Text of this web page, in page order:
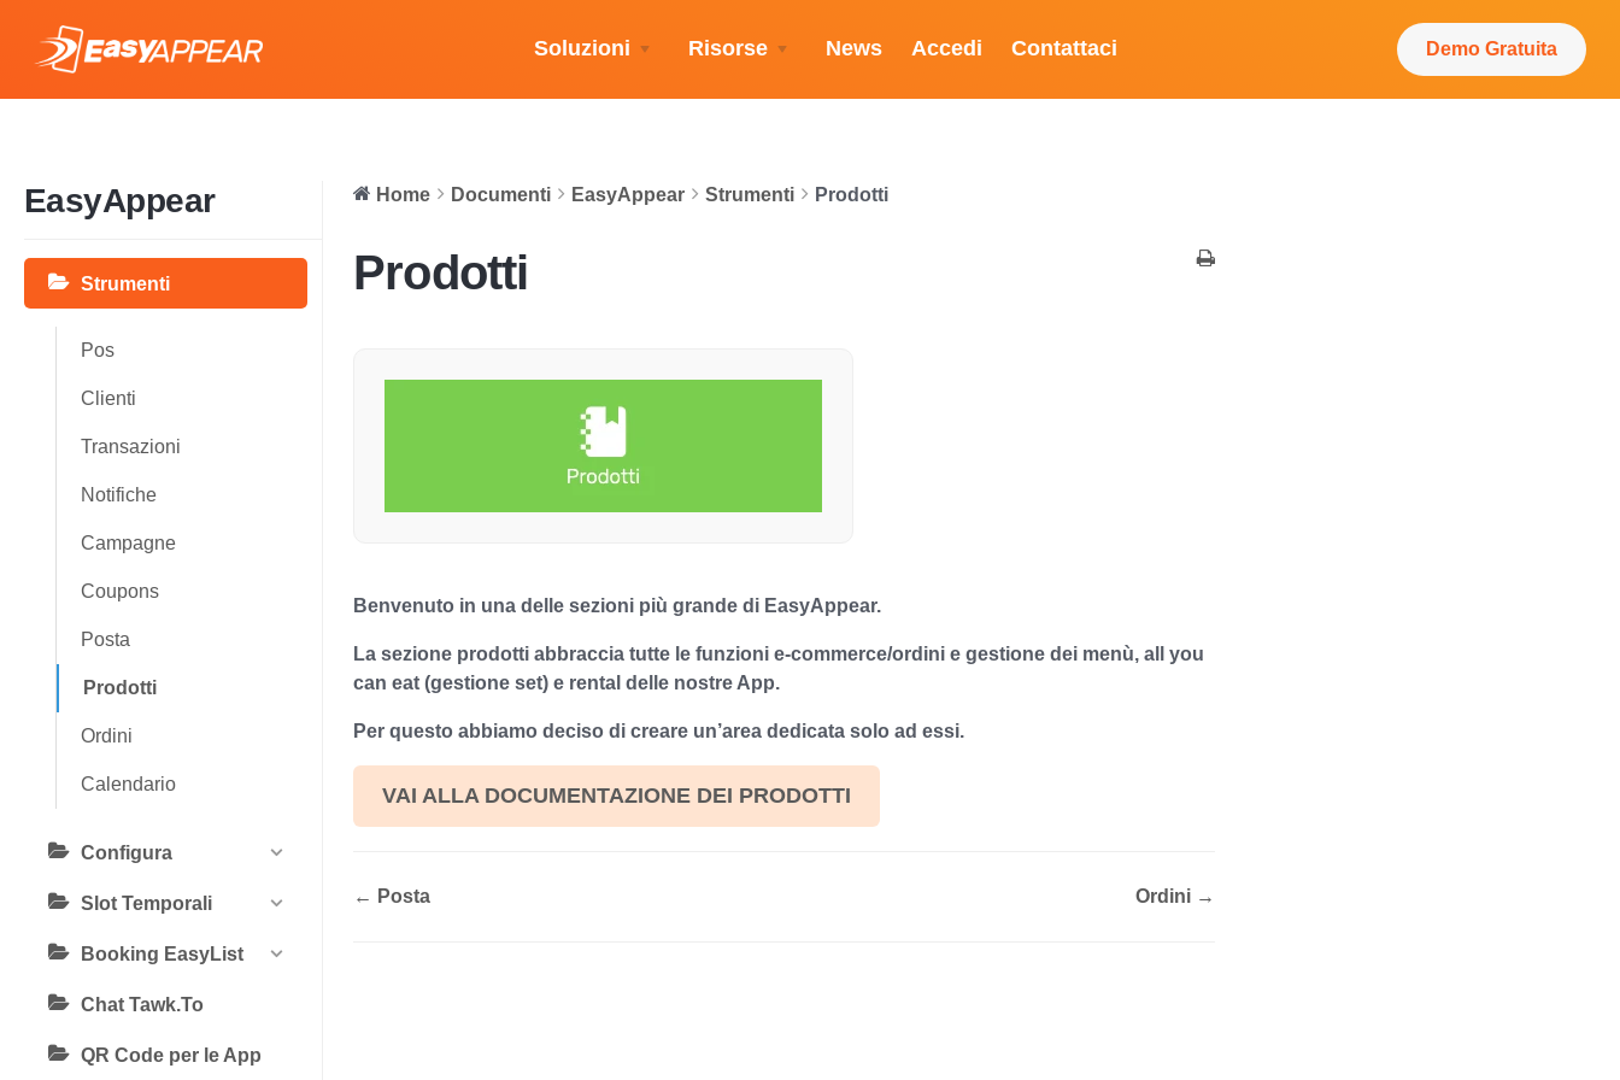
Demo Gratuita
Soluzioni Risorse News Accedi Contattaci
EasyAppear
Strumenti
Pos
Clienti
Transazioni
Notifiche
Campagne
Coupons
Posta
Prodotti
Ordini
Calendario
Configura
Slot Temporali
Booking EasyList
Chat Tawk.To
QR Code per le App
Home Documenti EasyAppear Strumenti Prodotti
Prodotti
Benvenuto in una delle sezioni più grande di EasyAppear.
La sezione prodotti abbraccia tutte le funzioni e-commerce/ordini e gestione dei menù, all you
can eat (gestione set) e rental delle nostre App.
Per questo abbiamo deciso di creare un’area dedicata solo ad essi.
VAI ALLA DOCUMENTAZIONE DEI PRODOTTI
← Posta Ordini →